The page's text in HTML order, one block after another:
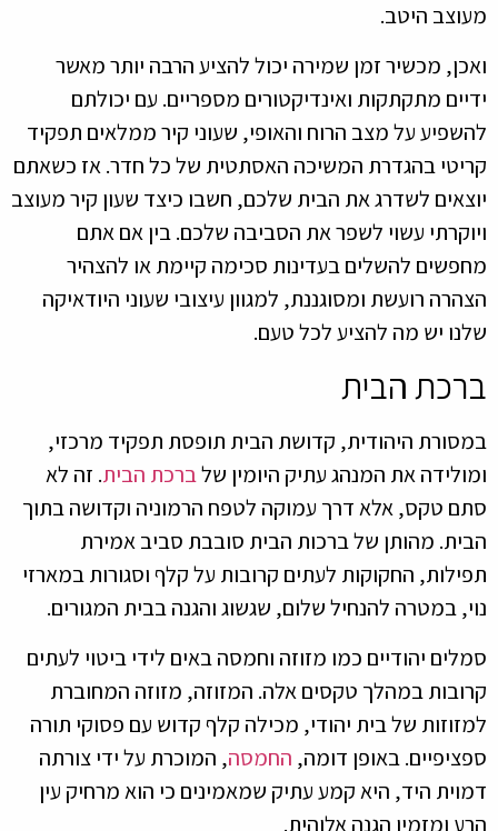
מעוצב היטב.
ואכן, מכשיר זמן שמירה יכול להציע הרבה יותר מאשר
ידיים מתקתקות ואינדיקטורים מספריים. עם יכולתם
להשפיע על מצב הרוח והאופי, שעוני קיר ממלאים תפקיד
קריטי בהגדרת המשיכה האסתטית של כל חדר. אז כשאתם
יוצאים לשדרג את הבית שלכם, חשבו כיצד שעון קיר מעוצב
ויוקרתי עשוי לשפר את הסביבה שלכם. בין אם אתם
מחפשים להשלים בעדינות סכימה קיימת או להצהיר
הצהרה רועשת ומסוגננת, למגוון עיצובי שעוני היודאיקה
שלנו יש מה להציע לכל טעם.
ברכת הבית
במסורת היהודית, קדושת הבית תופסת תפקיד מרכזי,
ומולידה את המנהג עתיק היומין שלברכת הבית. זה לא
סתם טקס, אלא דרך עמוקה לטפח הרמוניה וקדושה בתוך
הבית. מהותן של ברכות הבית סובבת סביב אמירת
תפילות, החקוקות לעתים קרובות על קלף וסגורות במארזי
נוי, במטרה להנחיל שלום, שגשוג והגנה בבית המגורים.
סמלים יהודיים כמו מזוזה וחמסה באים לידי ביטוי לעתים
קרובות במהלך טקסים אלה. המזוזה, מזוזה המחוברת
למזוזות של בית יהודי, מכילה קלף קדוש עם פסוקי תורה
ספציפיים. באופן דומה, החמסה, המוכרת על ידי צורתה
דמוית היד, היא קמע עתיק שמאמינים כי הוא מרחיק עין
הרע ומזמין הגנה אלוהית.